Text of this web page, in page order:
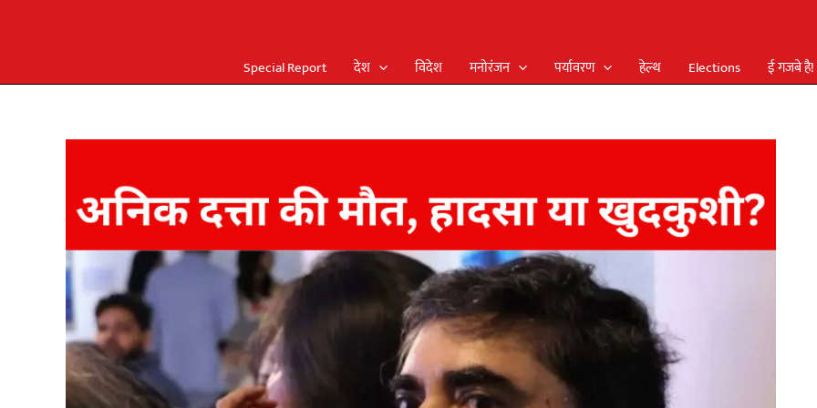
Special Report देश विदेश मनोरंजन पर्यावरण हेल्थ Elections ई गजबे है!